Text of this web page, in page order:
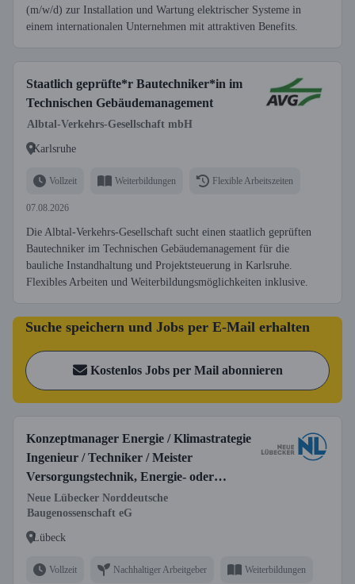
(m/w/d) zur Installation und Wartung elektrischer Systeme in
einem internationalen Unternehmen mit attraktiven Benefits.
Staatlich geprüfte*r Bautechniker*in im
Technischen Gebäudemanagement
Albtal-Verkehrs-Gesellschaft mbH
Karlsruhe
Vollzeit Weiterbildungen Flexible Arbeitszeiten
07.08.2026
Die Albtal-Verkehrs-Gesellschaft sucht einen staatlich geprüften
Bautechniker im Technischen Gebäudemanagement für die
bauliche Instandhaltung und Projektsteuerung in Karlsruhe.
Flexibles Arbeiten und Weiterbildungsmöglichkeiten inklusive.
Suche speichern und Jobs per E-Mail erhalten
Kostenlos Jobs per Mail abonnieren
Konzeptmanager Energie / Klimastrategie
Ingenieur / Techniker / Meister
Versorgungstechnik, Energie- oder
Gebäudetechnik (w/m/d)
Neue Lübecker Norddeutsche
Baugenossenschaft eG
Lübeck
Vollzeit Nachhaltiger Arbeitgeber Weiterbildungen